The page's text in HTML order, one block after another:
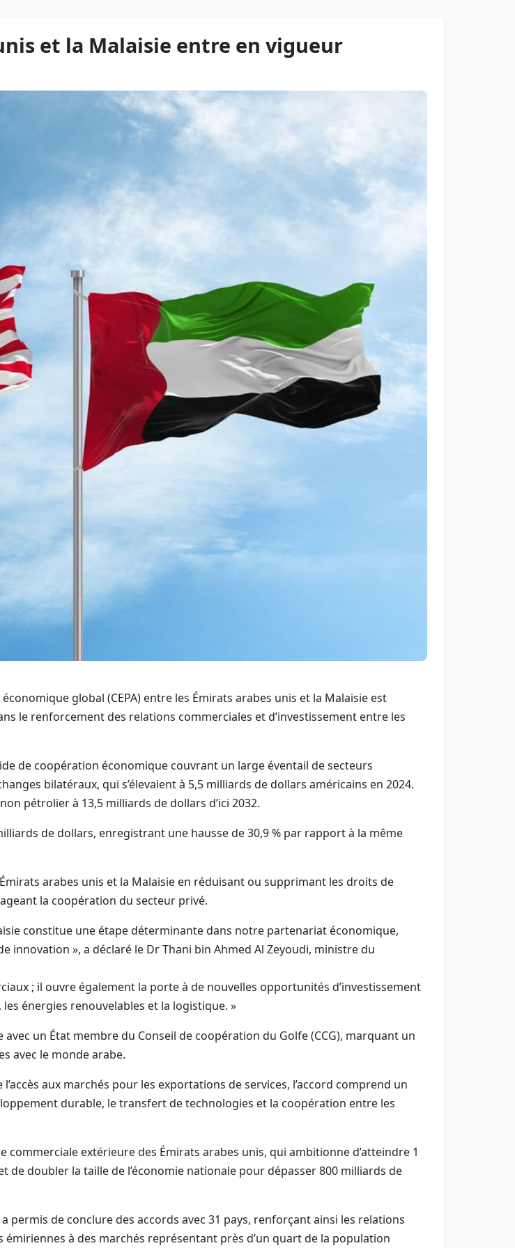
et la Malaisie entre en vigueur
global (CEPA) entre les Émirats arabes unis et la Malaisie est
le renforcement des relations commerciales et d’investissement entre les
de coopération économique couvrant un large éventail de secteurs
bilatéraux, qui s’élevaient à 5,5 milliards de dollars américains en 2024.
pétrolier à 13,5 milliards de dollars d’ici 2032.
de dollars, enregistrant une hausse de 30,9 % par rapport à la même
arabes unis et la Malaisie en réduisant ou supprimant les droits de
la coopération du secteur privé.
constitue une étape déterminante dans notre partenariat économique,
», a déclaré le Dr Thani bin Ahmed Al Zeyoudi, ministre du
; il ouvre également la porte à de nouvelles opportunités d’investissement
énergies renouvelables et la logistique. »
un État membre du Conseil de coopération du Golfe (CCG), marquant un
avec le monde arabe.
aux marchés pour les exportations de services, l’accord comprend un
durable, le transfert de technologies et la coopération entre les
extérieure des Émirats arabes unis, qui ambitionne d’atteindre 1
de doubler la taille de l’économie nationale pour dépasser 800 milliards de
permis de conclure des accords avec 31 pays, renforçant ainsi les relations
émiriennes à des marchés représentant près d’un quart de la population